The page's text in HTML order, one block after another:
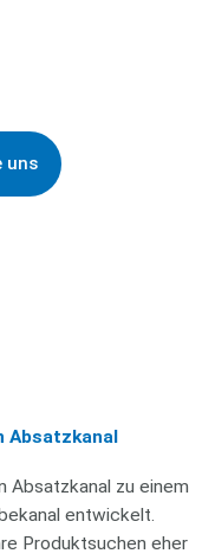
uns
Absatzkanal
Absatzkanal zu einem
entwickelt.
Produktsuchen eher